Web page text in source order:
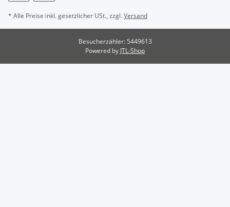
* Alle Preise inkl. gesetzlicher USt., zzgl.Versand
Besucherzähler: 5449613
Powered by JTL-Shop